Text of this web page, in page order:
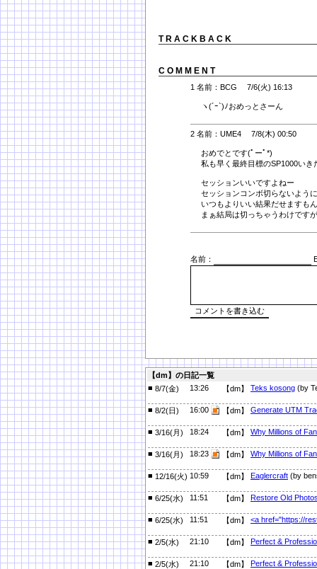
T R A C K B A C K
C O M M E N T
1 名前：BCG 7/6(火) 16:13
ヽ(´ｰ`)ﾉおめっとさーん
2 名前：UME4 7/8(木) 00:50
おめでとです(ﾟーﾟ*)
私も早く最終目標のSP1000いき
セッションいいですよねー
セッションコンボ切らないよう
いつもよりいい結果だせますも
まぁ結局は切っちゃうわけです
名前：
【dm】の日記一覧
■ 8/7(金) 13:26 【dm】 Teks kosong (by
■ 8/2(日) 16:00 【dm】 Generate UTM
■ 3/16(月) 18:24 【dm】 Why Millions of
■ 3/16(月) 18:23 【dm】 Why Millions of
■ 12/16(火) 10:59 【dm】 Eaglercraft (by
■ 6/25(水) 11:51 【dm】 Restore Old
■ 6/25(水) 11:51 【dm】 <a href="https://
■ 2/5(水) 21:10 【dm】 Perfect &
■ 2/5(水) 21:10 【dm】 Perfect &